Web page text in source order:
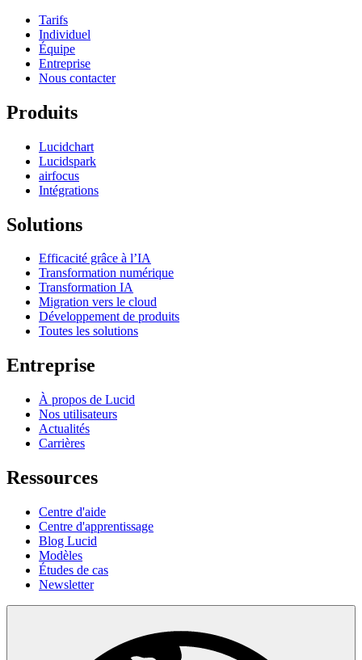
Tarifs
Individuel
Équipe
Entreprise
Nous contacter
Produits
Lucidchart
Lucidspark
airfocus
Intégrations
Solutions
Efficacité grâce à l’IA
Transformation numérique
Transformation IA
Migration vers le cloud
Développement de produits
Toutes les solutions
Entreprise
À propos de Lucid
Nos utilisateurs
Actualités
Carrières
Ressources
Centre d'aide
Centre d'apprentissage
Blog Lucid
Modèles
Études de cas
Newsletter